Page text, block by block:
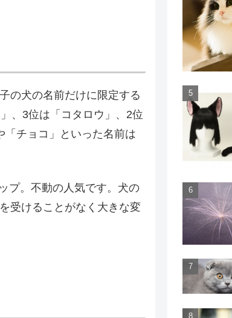
の犬の名前だけに限定する
、3位は「コタロウ」、2位
「チョコ」といった名前は
プ。不動の人気です。犬の
受けることがなく大きな変